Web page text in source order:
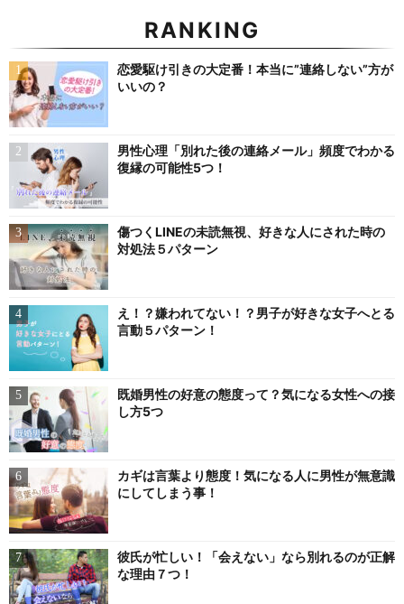
RANKING
恋愛駆け引きの大定番！本当に”連絡しない”方が
いいの？
男性心理「別れた後の連絡メール」頻度でわかる
復縁の可能性5つ！
傷つくLINEの未読無視、好きな人にされた時の
対処法５パターン
え！？嫌われてない！？男子が好きな女子へとる
言動５パターン！
既婚男性の好意の態度って？気になる女性への接
し方5つ
カギは言葉より態度！気になる人に男性が無意識
にしてしまう事！
彼氏が忙しい！「会えない」なら別れるのが正解
な理由７つ！